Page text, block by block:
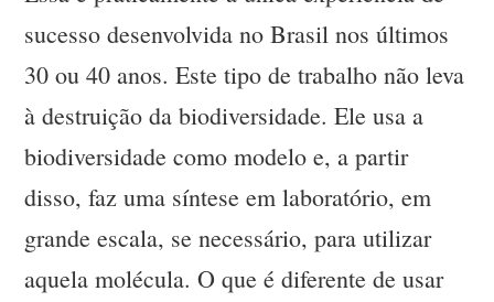
sucesso desenvolvida no Brasil nos últimos
30 ou 40 anos. Este tipo de trabalho não leva
à destruição da biodiversidade. Ele usa a
biodiversidade como modelo e, a partir
disso, faz uma síntese em laboratório, em
grande escala, se necessário, para utilizar
aquela molécula. O que é diferente de usar